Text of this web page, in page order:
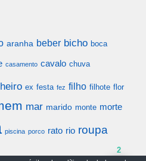
aranha beber bicho boca
casamento cavalo chuva
ex festa fez filho filhote flor
mar marido monte morte
piscina porco rato rio roupa
2